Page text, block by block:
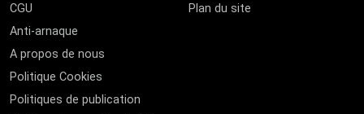
CGU
Anti-arnaque
A propos de nous
Politique Cookies
Politiques de publication
Plan du site